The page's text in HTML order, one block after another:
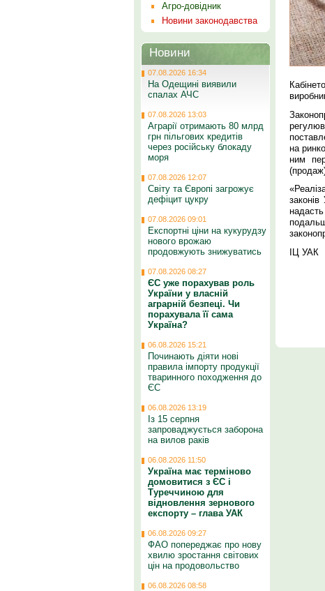
на
ним
надасть
ІЦ УАК
Агро-довідник
Новини законодавства
Новини
07.08.2026 16:34
На Одещині виявили
спалах АЧС
07.08.2026 13:03
Аграрії отримають 80 млрд
грн пільгових кредитів
через російську блокаду
моря
07.08.2026 12:07
Світу та Європі загрожує
дефіцит цукру
07.08.2026 09:01
Експортні ціни на кукурудзу
нового врожаю
продовжують знижуватись
07.08.2026 08:27
ЄС уже порахував роль
України у власній
аграрній безпеці. Чи
порахувала її сама
Україна?
06.08.2026 15:21
Починають діяти нові
правила імпорту продукції
тваринного походження до
ЄС
06.08.2026 13:19
Із 15 серпня
запроваджується заборона
на вилов раків
06.08.2026 11:50
Україна має терміново
домовитися з ЄС і
Туреччиною для
відновлення зернового
експорту – глава УАК
06.08.2026 09:27
ФАО попереджає про нову
хвилю зростання світових
цін на продовольство
06.08.2026 08:58